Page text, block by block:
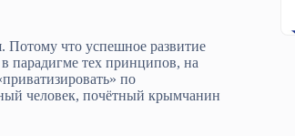
Потому что успешное развитие
парадигме тех принципов, на
по
человек, почётный крымчанин